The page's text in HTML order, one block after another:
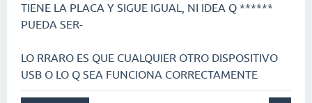
TIENE LA PLACA Y SIGUE IGUAL, NI IDEA Q ******
PUEDA SER-
LO RRARO ES QUE CUALQUIER OTRO DISPOSITIVO
USB O LO Q SEA FUNCIONA CORRECTAMENTE